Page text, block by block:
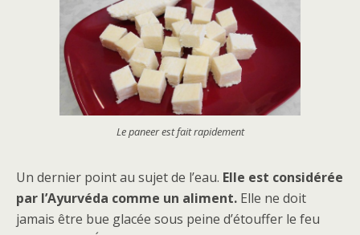
Le paneer est fait rapidement
Un dernier point au sujet de l’eau. Elle est considérée
par l’Ayurvéda comme un aliment. Elle ne doit
jamais être bue glacée sous peine d’étouffer le feu